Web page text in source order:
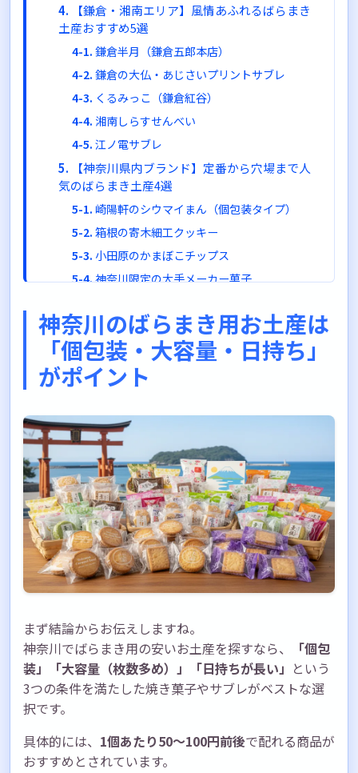
【鎌倉・湘南エリア】風情あふれるばらまき
土産おすすめ5選
鎌倉半月（鎌倉五郎本店）
鎌倉の大仏・あじさいプリントサブレ
くるみっこ（鎌倉紅谷）
湘南しらすせんべい
江ノ電サブレ
【神奈川県内ブランド】定番から穴場まで人
気のばらまき土産4選
崎陽軒のシウマイまん（個包装タイプ）
箱根の寄木細工クッキー
小田原のかまぼこチップス
神奈川限定の大手メーカー菓子
10人前後の職場・グループ向け
20人前後の職場・グループ向け
30人前後の職場・グループ向け
失敗しないばらまき土産の選び方5つのチェッ
クポイント
チェック1：個包装されているか
チェック2：賞味期限は十分か
チェック3：持ち運びやすさはどうか
チェック4：万人受けする味か
チェック5：神奈川らしさが伝わるか
まとめ：神奈川のばらまき土産は選び方次第
でコスパ抜群
神奈川のばらまき用お土産は
「個包装・大容量・日持ち」
がポイント
まず結論からお伝えしますね。
神奈川でばらまき用の安いお土産を探すなら、
「個包
装」「大容量（枚数多め）」「日持ちが長い」 という
3つの条件を満たした焼き菓子やサブレがベストな選
択です。
具体的には、 1個あたり50〜100円前後で配れる商品が
おすすめとされています。